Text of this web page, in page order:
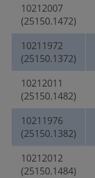
10212007
(25150.1472)
10211972
(25150.1372)
10212011
(25150.1482)
10211976
(25150.1382)
10212012
(25150.1484)